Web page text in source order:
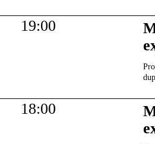
19:00
18:00